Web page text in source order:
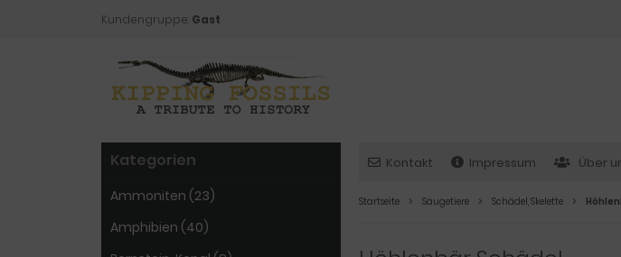
Kundengruppe: Gast
Kontakt Impressum Über
Startseite Säugetiere Schädel, Skelette
Kategorien
Ammoniten (23)
Amphibien (40)